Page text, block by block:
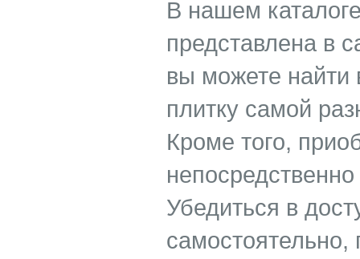
В нашем
представлена в
вы можете найти
плитку самой
Кроме того,
Убедиться в
самостоятельно,